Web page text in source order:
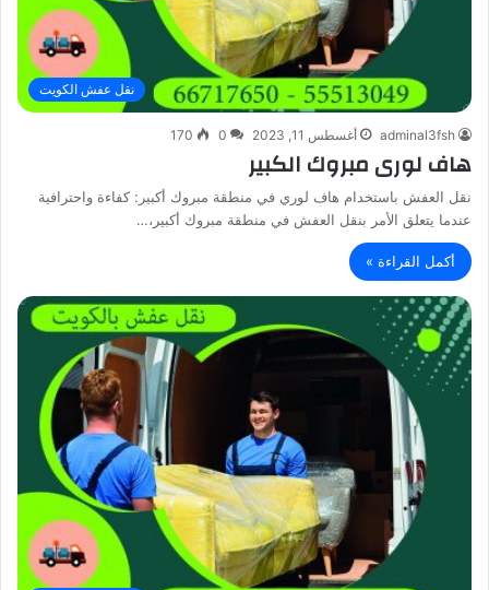
نقل عفش الكويت
adminal3fsh أغسطس 11, 2023 0
170
هاف لورى مبروك الكبير
نقل العفش باستخدام هاف لوري في منطقة مبروك أكبير: كفاءة واحترافية
عندما يتعلق الأمر بنقل العفش في منطقة مبروك أكبير،…
أكمل القراءة »